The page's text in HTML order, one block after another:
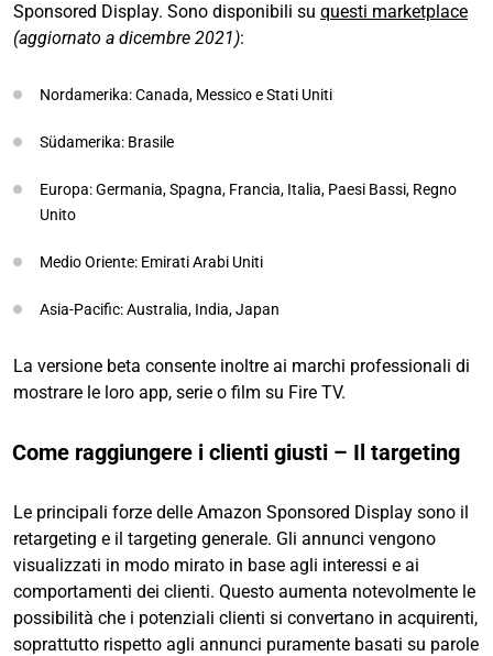
Sponsored Display. Sono disponibili su questi marketplace
(aggiornato a dicembre 2021):
Nordamerika: Canada, Messico e Stati Uniti
Südamerika: Brasile
Europa: Germania, Spagna, Francia, Italia, Paesi Bassi, Regno
Unito
Medio Oriente: Emirati Arabi Uniti
Asia-Pacific: Australia, India, Japan
La versione beta consente inoltre ai marchi professionali di
mostrare le loro app, serie o film su Fire TV.
Come raggiungere i clienti giusti – Il targeting
Le principali forze delle Amazon Sponsored Display sono il
retargeting e il targeting generale. Gli annunci vengono
visualizzati in modo mirato in base agli interessi e ai
comportamenti dei clienti. Questo aumenta notevolmente le
possibilità che i potenziali clienti si convertano in acquirenti,
soprattutto rispetto agli annunci puramente basati su parole